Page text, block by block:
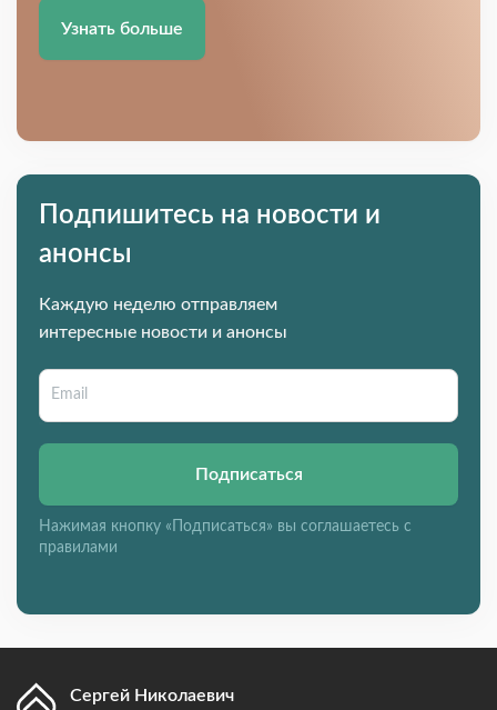
Узнать больше
Подпишитесь на новости и
анонсы
Каждую неделю отправляем
интересные новости и анонсы
Подписаться
Нажимая кнопку «Подписаться» вы соглашаетесь с
правилами
Сергей Николаевич